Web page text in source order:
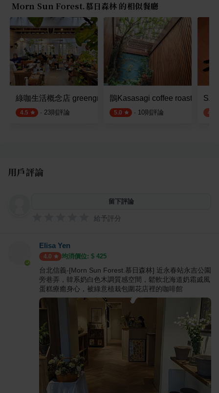
Morn Sun Forest.慕日森林 的相似餐廳
綠咖生活概念店 greengreengreen
4.5 · 23則評論
鵲Kasasagi coffee roasters
5.0 · 10則評論 4.2
用戶評論
留下評論
給予評分
Elisa Yen
4.0 均消價位: $ 425
台北信義-[Morn Sun Forest.慕日森林] 近永春站永吉公園
旁巷弄，韓系奶白色木調質感空間，鬆軟北海道奶霜戚風
蛋糕療癒身心，被綠意植栽包圍花店裡的咖啡館